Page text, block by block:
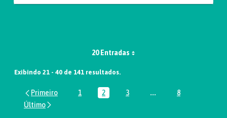
20 Entradas
Exibindo 21 - 40 de 141 resultados.
Página
1 Página
2 Página
3 ...PáginasPágina
8